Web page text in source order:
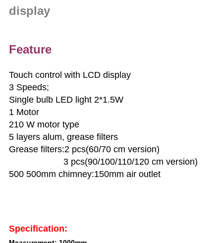
display
Feature
Touch control with LCD display
3 Speeds;
Single bulb LED light 2*1.5W
1 Motor
210 W motor type
5 layers alum, grease filters
Grease filters:2 pcs(60/70 cm version)
3 pcs(90/100/110/120 cm version)
500 500mm chimney:150mm air outlet
Specification: